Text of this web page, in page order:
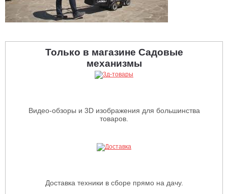
Только в магазине Садовые
механизмы
Видео-обзоры и 3D изображения для большинства
товаров.
Доставка техники в сборе прямо на дачу.